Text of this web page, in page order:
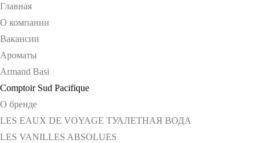
Главная
О компании
Вакансии
Ароматы
Armand Basi
Comptoir Sud Pacifique
О бренде
LES EAUX DE VOYAGE ТУАЛЕТНАЯ ВОДА
LES VANILLES ABSOLUES